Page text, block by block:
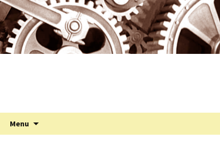
Aller
au
contenu
Cinémolette
Programmation cinéma à St Julien Molin
Molette
Menu